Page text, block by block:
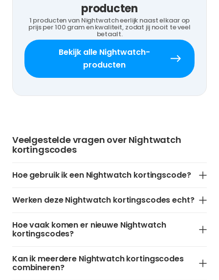
producten
1 producten van Nightwatch eerlijk naast elkaar op
prijs per 100 gram en kwaliteit, zodat jij nooit te veel
betaalt.
Bekijk alle Nightwatch-
producten
Veelgestelde vragen over Nightwatch
kortingscodes
Hoe gebruik ik een Nightwatch kortingscode?
Werken deze Nightwatch kortingscodes echt?
Hoe vaak komen er nieuwe Nightwatch
kortingscodes?
Kan ik meerdere Nightwatch kortingscodes
combineren?